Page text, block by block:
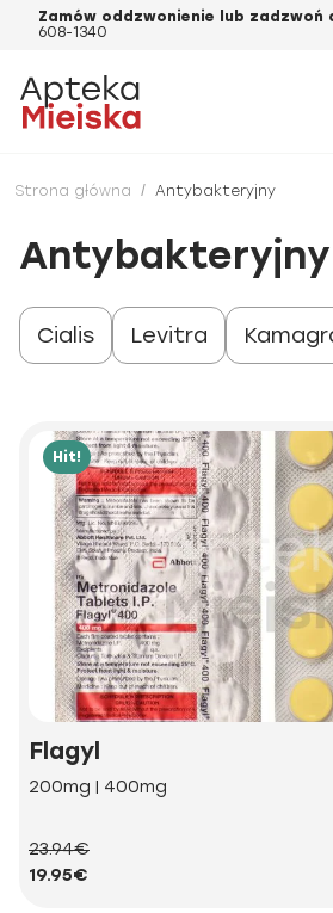
Zamów oddzwonienie lub zadzwoń
608-1340
Strona główna / Antybakteryjny
Antybakteryjny
Cialis Levitra
Hit!
Flagyl
200mg | 400mg
23.94€
19.95€